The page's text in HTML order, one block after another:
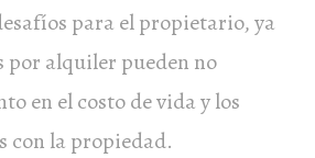
para el propietario, ya
por alquiler pueden no
en el costo de vida y los
con la propiedad.